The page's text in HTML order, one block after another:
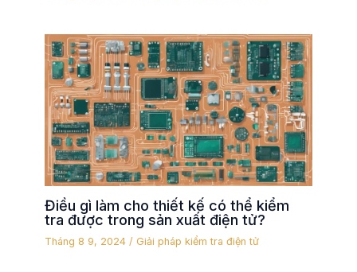
Điều gì làm cho thiết kế có thể kiểm
tra được trong sản xuất điện tử?
Tháng 8 9, 2024 /Giải pháp kiểm tra điện tử